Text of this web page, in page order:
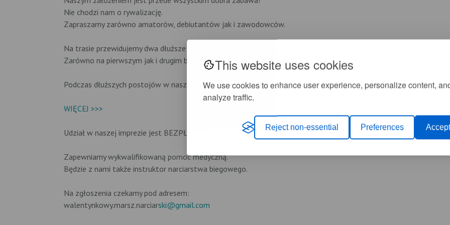
This website uses cookies
We use cookies to enhance user experience, personalize content,
analyze traffic.
Reject non-essential Preferences Accept
Nie chodzi nam o rywalizację.
Zapraszamy zarówno amatorów, debiutantów jak i zawodowców.
Na trasie przewidujemy dwa dłuższe postoje - Chatka Górzystów oraz Schronisko "Orle".
Zarówno na pierwszym jak i drugim będzie możliwość zjedzenia np. kiełbasek z ogniska.
Podczas dłuższych postojów w naszym MASZEROWANIU odbędą się losowania atrakcyjnych nagród!
WIĘCEJ >>>
Udział w naszej imprezie jest BEZPŁATNY (sprzęt narciarski we własnym zakresie).
Zapewniamy wykwalifikowaną pomoc medyczną.
Będzie z nami także instruktor narciarstwa biegowego.
Na zgłoszenia czekamy pod adresem:
walentynkowy.marsz.narciarski@gmail.com